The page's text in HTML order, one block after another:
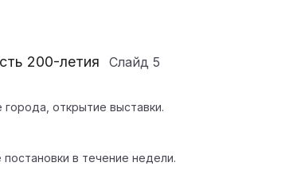
200-летия Слайд 5
открытие выставки.
в течение недели.